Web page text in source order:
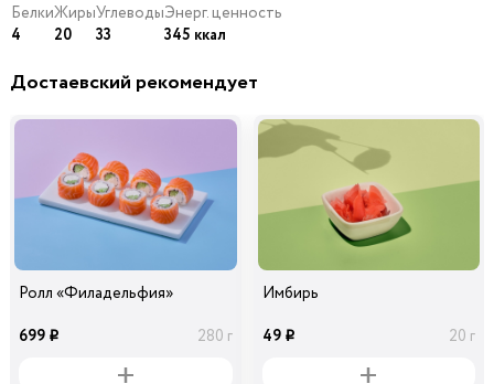
Белки
4
Жиры
20
Углеводы
33
Энерг. ценность
345 ккал
Достаевский рекомендует
Ролл «Филадельфия»
699 i 280 г
Имбирь
49 i 20 г